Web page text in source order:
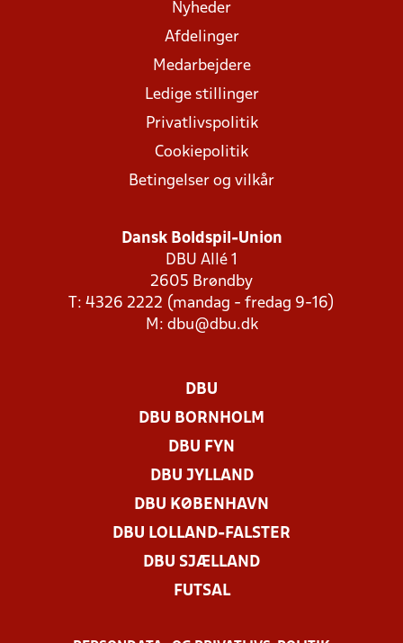
Nyheder
Afdelinger
Medarbejdere
Ledige stillinger
Privatlivspolitik
Cookiepolitik
Betingelser og vilkår
Dansk Boldspil-Union
DBU Allé 1
2605 Brøndby
T: 4326 2222 (mandag - fredag 9-16)
M: dbu@dbu.dk
DBU
DBU BORNHOLM
DBU FYN
DBU JYLLAND
DBU KØBENHAVN
DBU LOLLAND-FALSTER
DBU SJÆLLAND
FUTSAL